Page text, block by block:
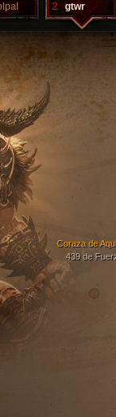
2 gtwr
Coraza de
439 de